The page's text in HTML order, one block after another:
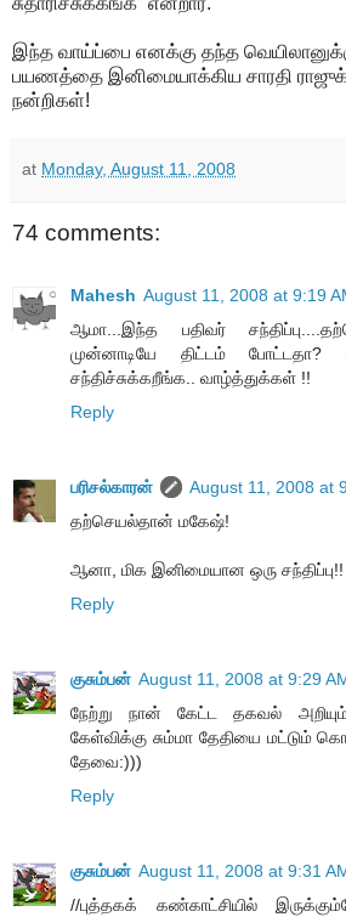
இந்த வாய்ப்பை எனக்கு தந்த
பயணத்தை இனிமையாக்கிய சாரதி
நன்றிகள்!
at Monday, August 11, 2008
74 comments:
Mahesh August 11, 2008 at 9:19
ஆமா...இந்த பதிவர்
முன்னாடியே திட்டம் போட்டதா?
சந்திச்சுக்கறீங்க.. வாழ்த்துக்கள் !!
Reply
பரிசல்காரன்
August 11, 2008 at
தற்செயல்தான் மகேஷ்!
ஆனா, மிக இனிமையான ஒரு சந்திப்பு!!
Reply
குசும்பன் August 11, 2008 at 9:29
நேற்று நான் கேட்ட தகவல்
கேள்விக்கு சும்மா தேதியை மட்டும்
தேவை:)))
Reply
குசும்பன் August 11, 2008 at 9:31
//புத்தகக் கண்காட்சியில்